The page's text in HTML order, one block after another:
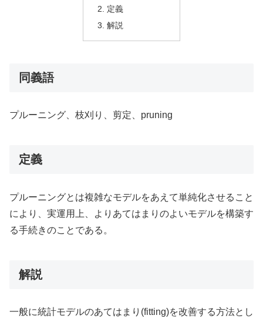
定義
解説
同義語
プルーニング、枝刈り、剪定、pruning
定義
プルーニングとは複雑なモデルをあえて単純化させること
により、実運用上、よりあてはまりのよいモデルを構築す
る手続きのことである。
解説
一般に統計モデルのあてはまり(fitting)を改善する方法とし